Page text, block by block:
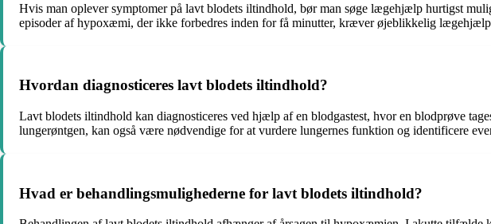
Hvis man oplever symptomer på lavt blodets iltindhold, bør man søge lægehjælp hurtigst
episoder af hypoxæmi, der ikke forbedres inden for få minutter, kræver øjeblikkelig
Hvordan diagnosticeres lavt blodets iltindhold?
Lavt blodets iltindhold kan diagnosticeres ved hjælp af en blodgastest, hvor en blodprøve
lungerøntgen, kan også være nødvendige for at vurdere lungernes funktion og identificere
Hvad er behandlingsmulighederne for lavt blodets iltindhold?